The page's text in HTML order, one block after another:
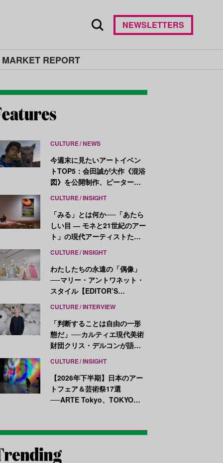
REPORT
NEWSLETTERS
CULTURE NEWS
今週末に見たいアートイベン
トTOP5：会田誠が大作《混浴
図》を公開制作、ピーター・
CULTURE INSIGHT
「みる」とは何か──「あたら
しい目 ― モネと21世紀のアー
ト」の現代アーティストたち
CULTURE INSIGHT
わたしたちの永遠の「偶像」
──マリー・アントワネット・
スタイル【EDITOR’S
CULTURE INTERVIEW
「判断することは自由の一形
態だ」──カルティエ現代美術
財団クリス・デルコンが語
CULTURE INSIGHT
【2026年下半期】日本のアー
トフェア＆芸術祭17選
──ARTE Tokyo、TOKYO